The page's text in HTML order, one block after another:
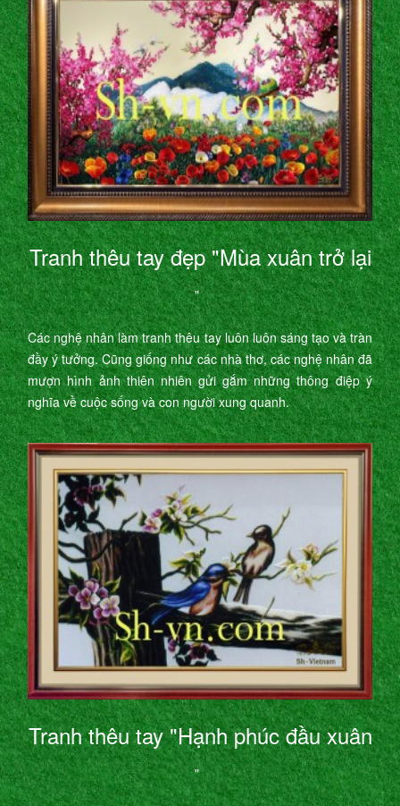
Tranh thêu tay đẹp "Mùa xuân trở lại
"
Các nghệ nhân làm tranh thêu tay luôn luôn sáng tạo và tràn
đầy ý tưởng. Cũng giống như các nhà thơ, các nghệ nhân đã
mượn hình ảnh thiên nhiên gửi gắm những thông điệp ý
nghĩa về cuộc sống và con người xung quanh.
Tranh thêu tay "Hạnh phúc đầu xuân
"